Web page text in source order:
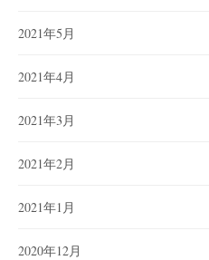
2021年5月
2021年4月
2021年3月
2021年2月
2021年1月
2020年12月